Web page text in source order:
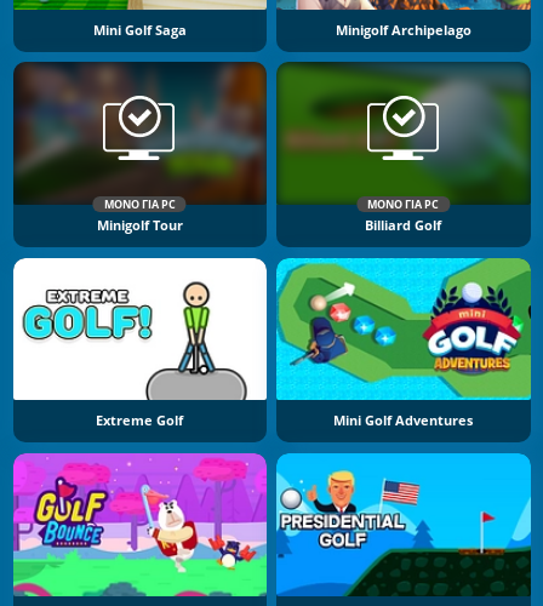
Mini Golf Saga Minigolf Archipelago
ΜΌΝΟ ΓΙΑ PC
Minigolf Tour
ΜΌΝΟ ΓΙΑ PC
Billiard Golf
Extreme Golf Mini Golf Adventures